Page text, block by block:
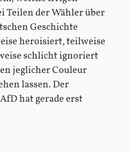
Teilen der Wähler über
Geschichte
heroisiert, teilweise
schlicht ignoriert
jeglicher Couleur
lassen. Der
hat gerade erst